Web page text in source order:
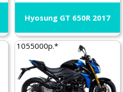
Hyosung GT 650R 2017
1055000р.*